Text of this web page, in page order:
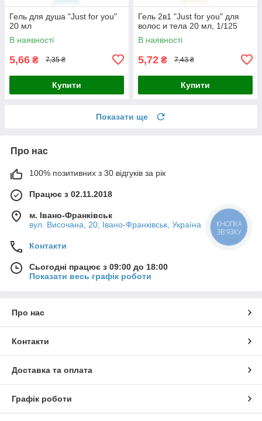
Гель для душа "Just for you"
20 мл
В наявності
5,66 ₴ 7,35 ₴
Купити
Гель 2в1 "Just for you" для
волос и тела 20 мл, 1/125
В наявності
5,72 ₴ 7,43 ₴
Купити
Показати ще
Про нас
100% позитивних з 30 відгуків за рік
Працює з 02.11.2018
м. Івано-Франківськ
вул. Височана, 20, Івано-Франківськ, Україна
Контакти
Сьогодні працює з 09:00 до 18:00
Показати весь графік роботи
Про нас
Контакти
Доставка та оплата
Графік роботи
КНОПКА
ЗВ'ЯЗКУ